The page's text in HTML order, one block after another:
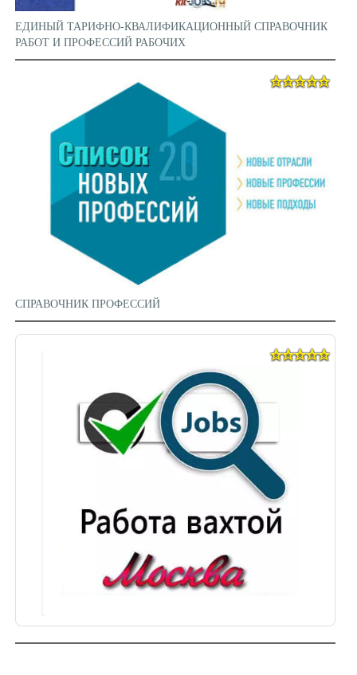
ЕДИНЫЙ ТАРИФНО-КВАЛИФИКАЦИОННЫЙ СПРАВОЧНИК
РАБОТ И ПРОФЕССИЙ РАБОЧИХ
СПРАВОЧНИК ПРОФЕССИЙ